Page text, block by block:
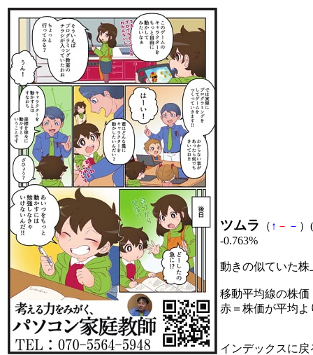
ツムラ （ ↑ － －
-0.763%
動きの似ていた
移動平均線の株価
赤＝株価が平均
インデックスに戻